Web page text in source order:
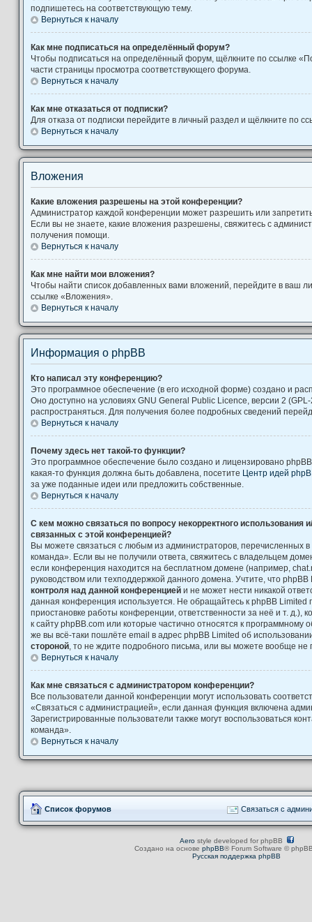
подпишетесь на соответствующую тему.
Вернуться к началу
Как мне подписаться на определённый форум?
Чтобы подписаться на определённый форум, щёлкните по ссылке
части страницы просмотра соответствующего форума.
Вернуться к началу
Как мне отказаться от подписки?
Для отказа от подписки перейдите в личный раздел и щёлкните по
Вернуться к началу
Вложения
Какие вложения разрешены на этой конференции?
Администратор каждой конференции может разрешить или
Если вы не знаете, какие вложения разрешены, свяжитесь с
получения помощи.
Вернуться к началу
Как мне найти мои вложения?
Чтобы найти список добавленных вами вложений, перейдите в ваш
ссылке «Вложения».
Вернуться к началу
Информация о phpBB
Кто написал эту конференцию?
Это программное обеспечение (в его исходной форме) создано и
Оно доступно на условиях GNU General Public Licence, версии 2
распространяться. Для получения более подробных сведений
Вернуться к началу
Почему здесь нет такой-то функции?
Это программное обеспечение было создано и лицензировано
какая-то функция должна быть добавлена, посетите Центр идей
за уже поданные идеи или предложить собственные.
Вернуться к началу
С кем можно связаться по вопросу некорректного использования
связанных с этой конференцией?
Вы можете связаться с любым из администраторов, перечисленных
команда». Если вы не получили ответа, свяжитесь с владельцем
если конференция находится на бесплатном домене (например,
руководством или техподдержкой данного домена. Учтите, что
контроля над данной конференцией и не может нести никакой
данная конференция используется. Не обращайтесь к phpBB Limited
приостановке работы конференции, ответственности за неё и т. д.),
к сайту phpBB.com или которые частично относятся к программному
же вы всё-таки пошлёте email в адрес phpBB Limited об
стороной , то не ждите подробного письма, или вы можете вообще не
Вернуться к началу
Как мне связаться с администратором конференции?
Все пользователи данной конференции могут использовать
«Связаться с администрацией», если данная функция включена
Зарегистрированные пользователи также могут воспользоваться
команда».
Вернуться к началу
Список форумов Связаться с
Aerostyle developed for phpBB
Создано на основе phpBB® Forum Software ©
Русская поддержка phpBB